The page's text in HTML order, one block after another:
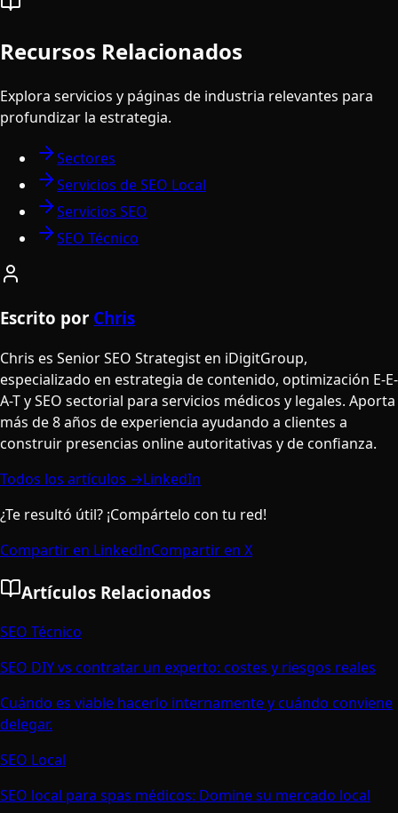
Recursos Relacionados
Explora servicios y páginas de industria relevantes para
profundizar la estrategia.
Sectores
Servicios de SEO Local
Servicios SEO
SEO Técnico
Escrito por Chris
Chris es Senior SEO Strategist en iDigitGroup,
especializado en estrategia de contenido, optimización E-E-
A-T y SEO sectorial para servicios médicos y legales. Aporta
más de 8 años de experiencia ayudando a clientes a
construir presencias online autoritativas y de confianza.
Todos los artículos →LinkedIn
¿Te resultó útil? ¡Compártelo con tu red!
Compartir en LinkedInCompartir en X
Artículos Relacionados
SEO Técnico
SEO DIY vs contratar un experto: costes y riesgos reales
Cuándo es viable hacerlo internamente y cuándo conviene
delegar.
SEO Local
SEO local para spas médicos: Domine su mercado local